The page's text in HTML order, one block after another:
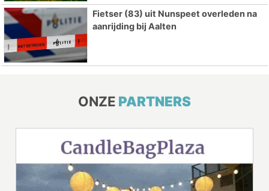
Fietser (83) uit Nunspeet overleden na
aanrijding bij Aalten
ONZE PARTNERS